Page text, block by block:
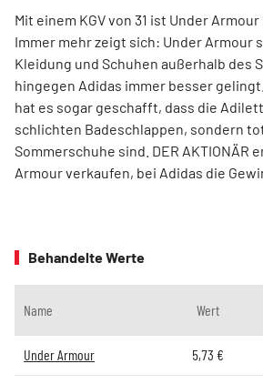
Mit einem KGV von 31 ist Under
Immer mehr zeigt sich: Under Armour
Kleidung und Schuhen außerhalb des
hingegen Adidas immer besser
hat es sogar geschafft, dass die
schlichten Badeschlappen, sondern
Sommerschuhe sind. DER AKTIONÄR
Armour verkaufen, bei Adidas die
Behandelte Werte
Name Wert
Under Armour 5,73 €